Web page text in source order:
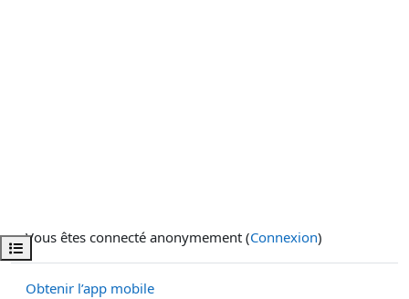
Ouvrir l’index du cours
Vous êtes connecté anonymement (Connexion)
Obtenir l’app mobile